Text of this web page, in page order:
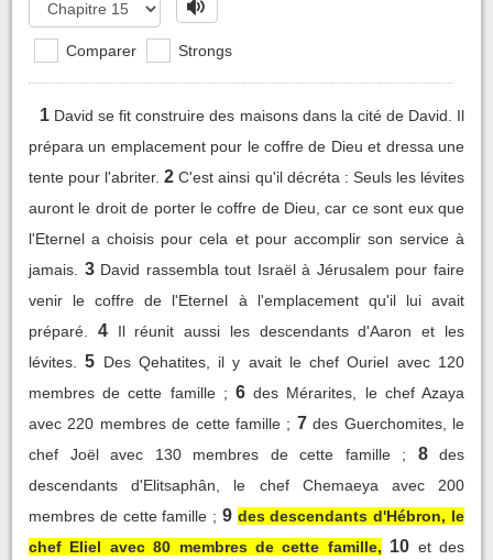
Comparer Strongs
1 David se fit construire des maisons dans la cité de David. Il
prépara un emplacement pour le coffre de Dieu et dressa une
tente pour l'abriter. 2 C'est ainsi qu'il décréta : Seuls les lévites
auront le droit de porter le coffre de Dieu, car ce sont eux que
l'Eternel a choisis pour cela et pour accomplir son service à
jamais.
3 David rassembla tout Israël à Jérusalem pour faire
venir le coffre de l'Eternel à l'emplacement qu'il lui avait
préparé.
4
Il réunit aussi les descendants d'Aaron et les
lévites.
5 Des Qehatites, il y avait le chef Ouriel avec 120
membres de cette famille ; 6 des Mérarites, le chef Azaya
avec 220 membres de cette famille ; 7 des Guerchomites, le
chef Joël avec 130 membres de cette famille ;
8
des
descendants d'Elitsaphân, le chef Chemaeya avec 200
membres de cette famille ; 9 des descendants d'Hébron, le
chef Eliel avec 80 membres de cette famille, 10 et des